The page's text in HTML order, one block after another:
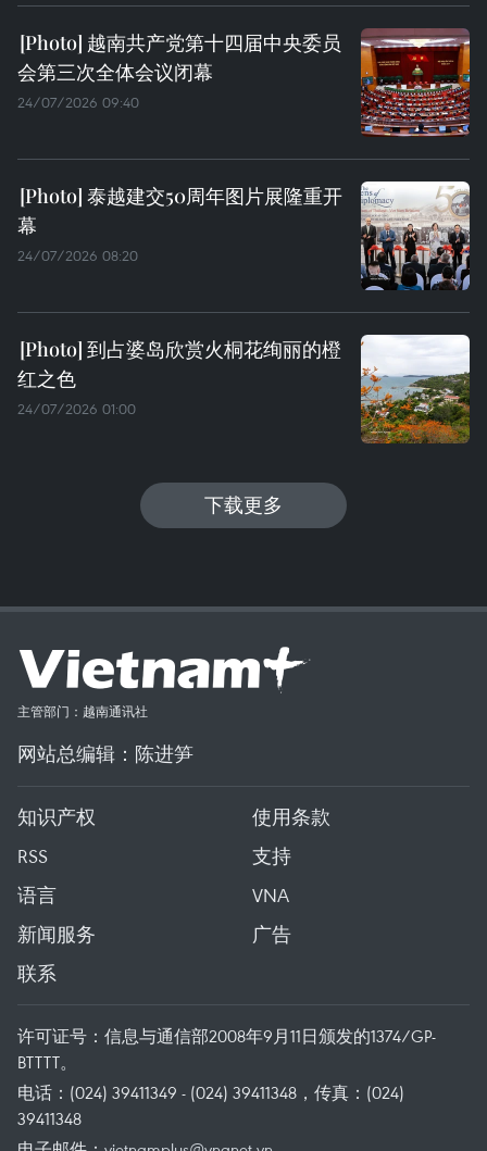
越南共产党第十四届中央委员
会第三次全体会议闭幕
24/07/2026 09:40
泰越建交50周年图片展隆重开
幕
24/07/2026 08:20
到占婆岛欣赏火桐花绚丽的橙
红之色
24/07/2026 01:00
下载更多
主管部门：越南通讯社
网站总编辑：陈进笋
知识产权
使用条款
RSS
支持
语言
VNA
新闻服务
广告
联系
许可证号：信息与通信部2008年9月11日颁发的1374/GP-
BTTTT。
电话：(024) 39411349 - (024) 39411348，传真：(024)
39411348